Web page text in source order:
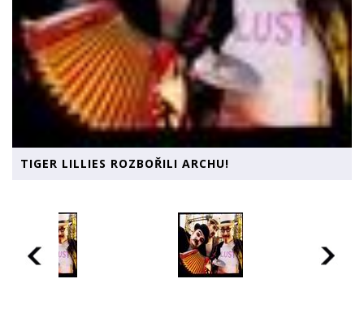
TIGER LILLIES ROZBOŘILI ARCHU!